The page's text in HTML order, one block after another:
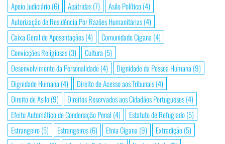
Apoio Judiciário(6) Apátridas(7) Asilo Político(4)
Autorização de Residência Por Razões Humanitárias(4)
Caixa Geral de Aposentações(4) Comunidade Cigana (4)
Convicções Religiosas(3) Cultura (5)
Desenvolvimento da Personalidade(4) Dignidade da Pessoa Humana (9)
Dignidade Humana (4) Direito de Acesso aos Tribunais(4)
Direito de Asilo(9) Direitos Reservados aos Cidadãos Portugueses(4)
Efeito Automático de Condenação Penal (4) Estatuto de Refugiado(5)
Estrangeiro(5) Estrangeiros(6) Etnia Cigana (9) Extradição(5)